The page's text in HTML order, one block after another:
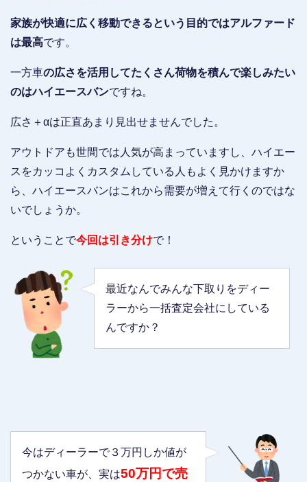
家族が快適に広く移動できるという目的ではアルファード
は最高です。
一方車の広さを活用してたくさん荷物を積んで楽しみたい
のはハイエースバンですね。
広さ＋αは正直あまり見出せませんでした。
アウトドアも世間では人気が高まっていますし、ハイエー
スをカッコよくカスタムしている人もよく見かけますか
ら、ハイエースバンはこれから需要が増えて行くのではな
いでしょうか。
ということで今回は引き分けで！
最近なんでみんな下取りをディー
ラーから一括査定会社にしている
んですか？
今はディーラーで３万円しか値が
つかない車が、実は50万円で売